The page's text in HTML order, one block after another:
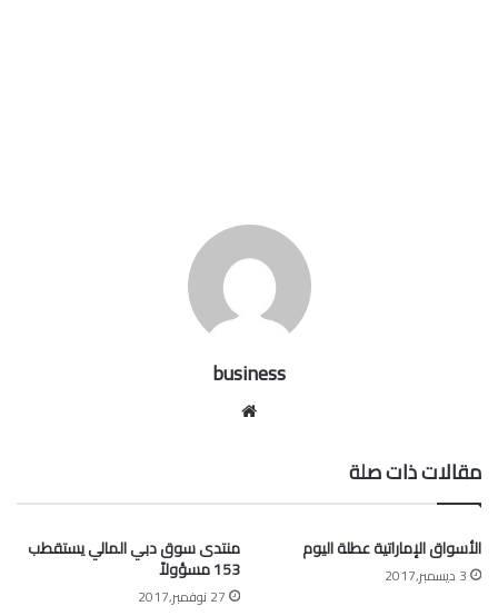
business
مقالات ذات صلة
الأسواق الإماراتية عطلة اليوم
3 ديسمبر,2017
منتدى سوق دبي المالي يستقطب
153 مسؤولاً
27 نوفمبر,2017